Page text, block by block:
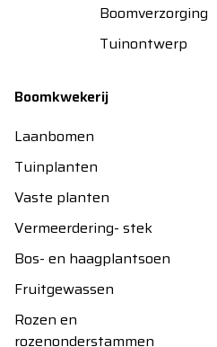
Boomverzorging
Tuinontwerp
Boomkwekerij
Laanbomen
Tuinplanten
Vaste planten
Vermeerdering- stek
Bos- en haagplantsoen
Fruitgewassen
Rozen en
rozenonderstammen